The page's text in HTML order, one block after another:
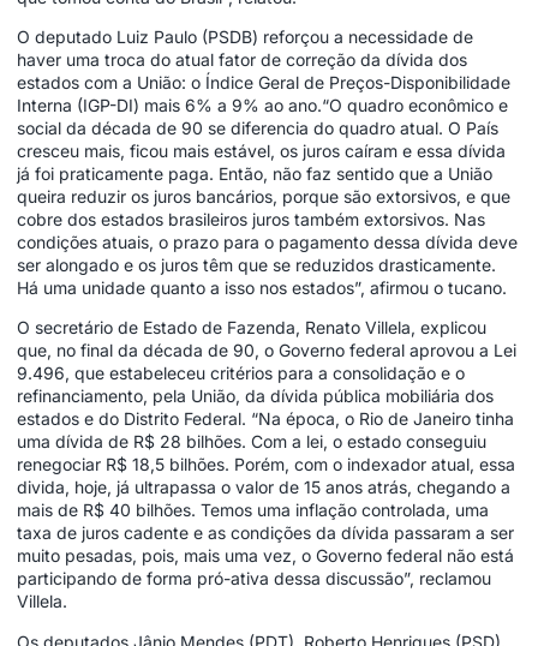
O deputado Luiz Paulo (PSDB) reforçou a necessidade de
haver uma troca do atual fator de correção da dívida dos
estados com a União: o Índice Geral de Preços-Disponibilidade
Interna (IGP-DI) mais 6% a 9% ao ano.“O quadro econômico e
social da década de 90 se diferencia do quadro atual. O País
cresceu mais, ficou mais estável, os juros caíram e essa dívida
já foi praticamente paga. Então, não faz sentido que a União
queira reduzir os juros bancários, porque são extorsivos, e que
cobre dos estados brasileiros juros também extorsivos. Nas
condições atuais, o prazo para o pagamento dessa dívida deve
ser alongado e os juros têm que se reduzidos drasticamente.
Há uma unidade quanto a isso nos estados”, afirmou o tucano.
O secretário de Estado de Fazenda, Renato Villela, explicou
que, no final da década de 90, o Governo federal aprovou a Lei
9.496, que estabeleceu critérios para a consolidação e o
refinanciamento, pela União, da dívida pública mobiliária dos
estados e do Distrito Federal. “Na época, o Rio de Janeiro tinha
uma dívida de R$ 28 bilhões. Com a lei, o estado conseguiu
renegociar R$ 18,5 bilhões. Porém, com o indexador atual, essa
divida, hoje, já ultrapassa o valor de 15 anos atrás, chegando a
mais de R$ 40 bilhões. Temos uma inflação controlada, uma
taxa de juros cadente e as condições da dívida passaram a ser
muito pesadas, pois, mais uma vez, o Governo federal não está
participando de forma pró-ativa dessa discussão”, reclamou
Villela.
Os deputados Jânio Mendes (PDT), Roberto Henriques (PSD),